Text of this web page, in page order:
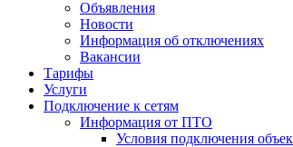
Объявления
Новости
Информация об отключениях
Вакансии
Тарифы
Услуги
Подключение к сетям
Информация от ПТО
Условия подключения